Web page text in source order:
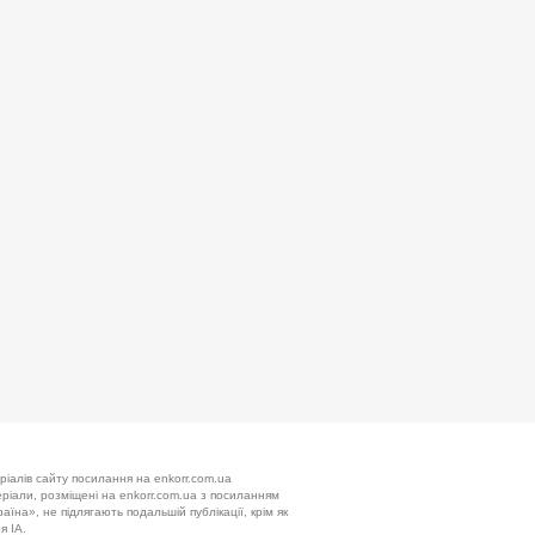
сайту посилання на enkorr.com.ua
розміщені на enkorr.com.ua з посиланням
не підлягають подальшій публікації, крім як
ІА.